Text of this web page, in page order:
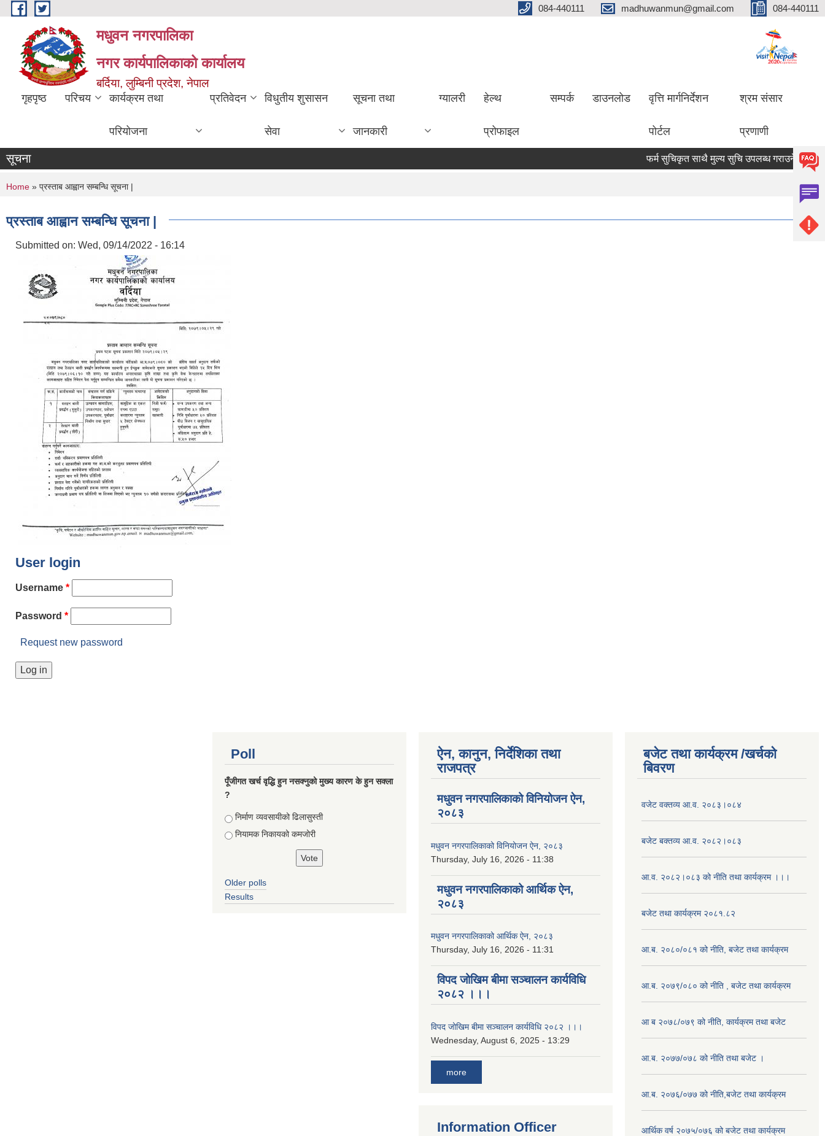
Skip to main content 084-440111 madhuwanmun@gmail.com 084-440111
मधुवन नगरपालिका
नगर कार्यपालिकाको कार्यालय
बर्दिया, लुम्बिनी प्रदेश, नेपाल
गृहपृष्ठ परिचय कार्यक्रम तथा
परियोजना
प्रतिवेदन विधुतीय शुसासन
सेवा
सूचना तथा
जानकारी
ग्यालरी हेल्थ
प्रोफाइल
सम्पर्क डाउनलोड वृत्ति मार्गनिर्देशन
पोर्टल
श्रम संसार
प्रणाणी
सूचना फर्म सुचिकृत साथै मुल्य सुचि उपलब्ध गराउने सम्बन्धमा
You are here
Home » प्रस्ताब आह्वान सम्बन्धि सूचना |
प्रस्ताब आह्वान सम्बन्धि सूचना |
Submitted on: Wed, 09/14/2022 - 16:14
User login
Username *
Password *
Request new password
Poll
पूँजीगत खर्च वृद्धि हुन नसक्नुको मुख्य कारण के हुन सक्ला
?
Choices
निर्माण व्यवसायीको ढिलासुस्ती
नियामक निकायको कमजोरी
Older polls
Results
ऐन, कानुन, निर्देशिका तथा
राजपत्र
मधुवन नगरपालिकाको विनियोजन ऐन,
२०८३
मधुवन नगरपालिकाको विनियोजन ऐन, २०८३
Thursday, July 16, 2026 - 11:38
मधुवन नगरपालिकाको आर्थिक ऐन,
२०८३
मधुवन नगरपालिकाको आर्थिक ऐन, २०८३
Thursday, July 16, 2026 - 11:31
विपद जोखिम बीमा सञ्चालन कार्यविधि
२०८२ ।।।
विपद जोखिम बीमा सञ्चालन कार्यविधि २०८२ ।।।
Wednesday, August 6, 2025 - 13:29
more
Information Officer
बजेट तथा कार्यक्रम /खर्चको
बिवरण
वजेट वक्तव्य आ.व. २०८३।०८४
बजेट बक्तव्य आ.व. २०८२।०८३
आ.व. २०८२।०८३ को नीति तथा कार्यक्रम ।।।
बजेट तथा कार्यक्रम २०८१.८२
आ.ब. २०८०/०८१ को नीति, बजेट तथा कार्यक्रम
आ.ब. २०७९/०८० को नीति , बजेट तथा कार्यक्रम
आ ब २०७८/०७९ को नीति, कार्यक्रम तथा बजेट
आ.ब. २०७७/०७८ को नीति तथा बजेट ।
आ.ब. २०७६/०७७ को नीति,बजेट तथा कार्यक्रम
आर्थिक वर्ष २०७५/०७६ को बजेट तथा कार्यक्रम